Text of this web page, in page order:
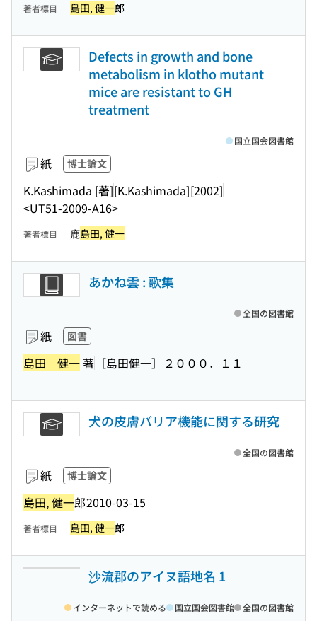
著者標目 島田, 健一郎
Defects in growth and bone
metabolism in klotho mutant
mice are resistant to GH
treatment
紙 博士論文
K.Kashimada [著][K.Kashimada][2002]
<UT51-2009-A16>
国立国会図書館
著者標目 鹿島田, 健一
あかね雲 : 歌集
紙 図書
島田 健一著 ［島田健一］ ２０００．１１
全国の図書館
犬の皮膚バリア機能に関する研究
紙 博士論文
島田, 健一郎2010-03-15
全国の図書館
著者標目 島田, 健一郎
沙流郡のアイヌ語地名 1
インターネットで読める 国立国会図書館 全国の図書館